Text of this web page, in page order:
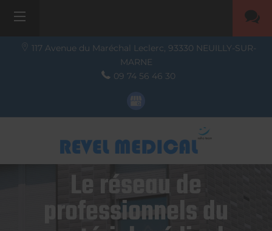
117 Avenue du Maréchal Leclerc, 93330 NEUILLY-SUR-
MARNE
09 74 56 46 30
Le réseau de
professionnels du